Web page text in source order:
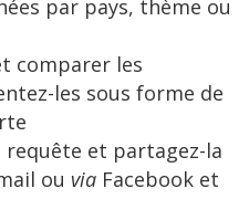
par pays, thème ou
comparer les
les sous forme de
requête et partagez-la
ou via Facebook et